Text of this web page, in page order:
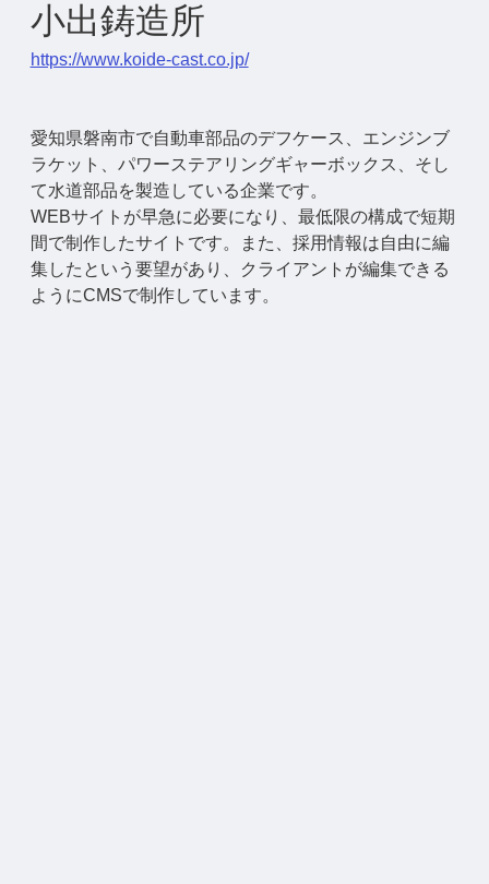
小出鋳造所
https://www.koide-cast.co.jp/
愛知県磐南市で自動車部品のデフケース、エンジンブ
ラケット、パワーステアリングギャーボックス、そし
て水道部品を製造している企業です。
WEBサイトが早急に必要になり、最低限の構成で短期
間で制作したサイトです。また、採用情報は自由に編
集したという要望があり、クライアントが編集できる
ようにCMSで制作しています。